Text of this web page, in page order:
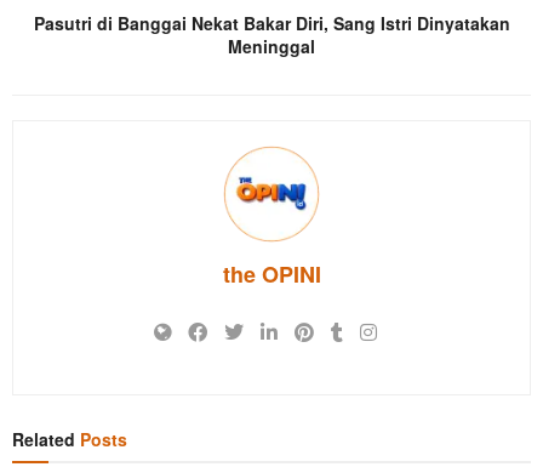
Pasutri di Banggai Nekat Bakar Diri, Sang Istri Dinyatakan
Meninggal
the OPINI
Related Posts